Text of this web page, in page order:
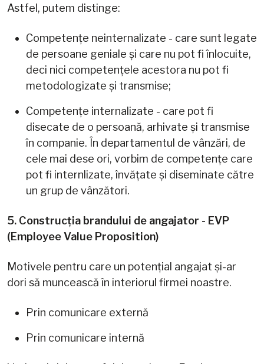
Astfel, putem distinge:
Competențe neinternalizate - care sunt legate
de persoane geniale și care nu pot fi înlocuite,
deci nici competențele acestora nu pot fi
metodologizate și transmise;
Competențe internalizate - care pot fi
disecate de o persoană, arhivate și transmise
în companie. În departamentul de vânzări, de
cele mai dese ori, vorbim de competențe care
pot fi internlizate, învățate și diseminate către
un grup de vânzători.
5. Construcția brandului de angajator - EVP
(Employee Value Proposition)
Motivele pentru care un potențial angajat și-ar
dori să muncească în interiorul firmei noastre.
Prin comunicare externă
Prin comunicare internă